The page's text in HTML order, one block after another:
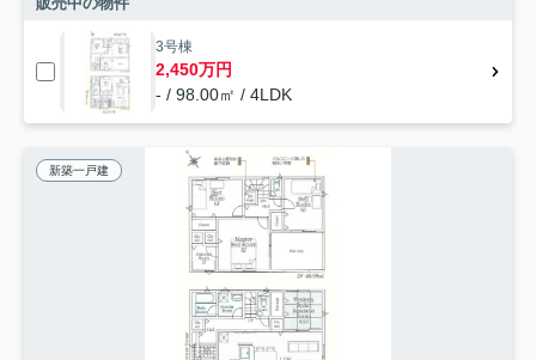
3号棟
2,450万円
- / 98.00㎡ / 4LDK
新築一戸建